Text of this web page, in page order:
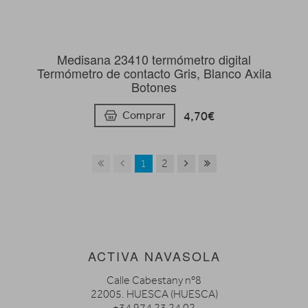
Medisana 23410 termómetro digital
Termómetro de contacto Gris, Blanco Axila
Botones
Comprar 4,70€
1 2
ACTIVA NAVASOLA
Calle Cabestany nº8
22005. HUESCA (HUESCA)